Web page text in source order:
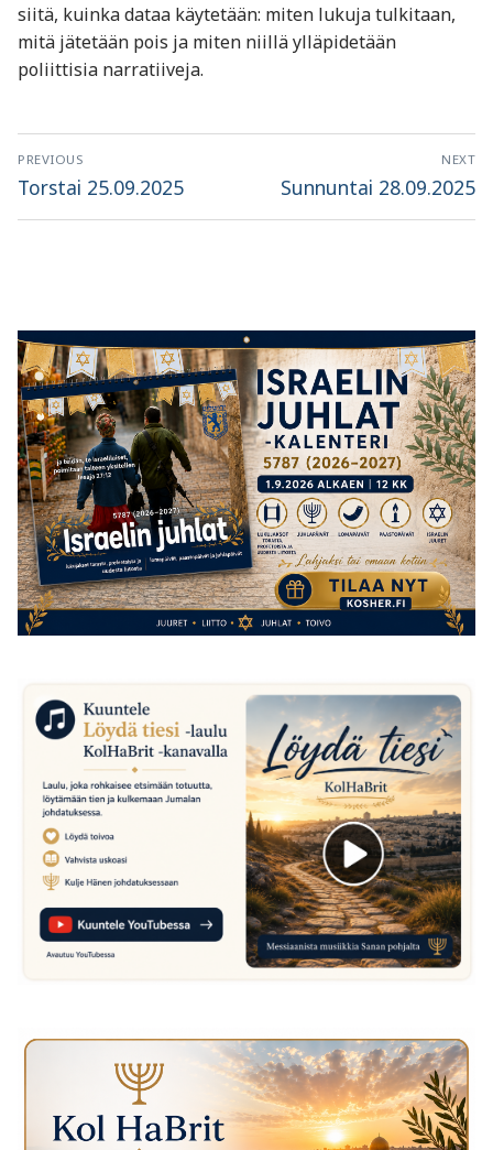
siitä, kuinka dataa käytetään: miten lukuja tulkitaan,
mitä jätetään pois ja miten niillä ylläpidetään
poliittisia narratiiveja.
Artikkelien
selaus
PREVIOUS
Previous
Torstai 25.09.2025
NEXT
Next
Sunnuntai 28.09.2025